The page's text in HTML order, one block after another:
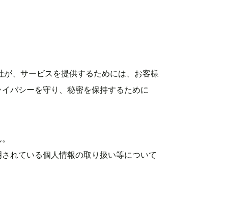
、サービスを提供するためには、お客様
バシーを守り、秘密を保持するために
れている個人情報の取り扱い等について